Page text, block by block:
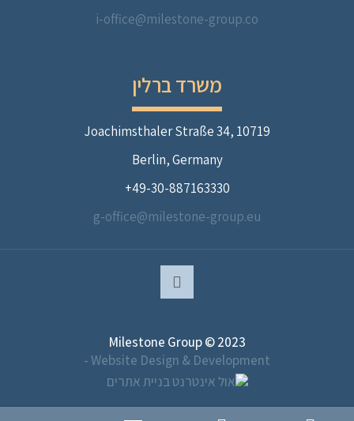
i-office@milestone-group.co
משרד ברלין
Joachimsthaler Straße 34, 10719
Berlin, Germany
49-30-887163330+
g-office@milestone-group.eu
Milestone Group © 2023
Website Design & Development -